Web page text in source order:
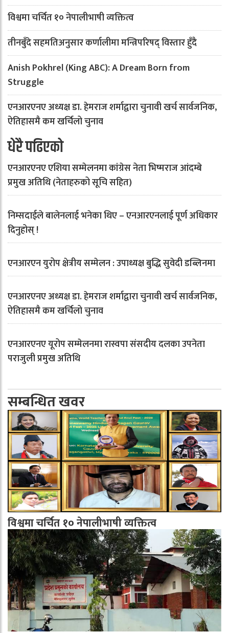
विश्वमा चर्चित १० नेपालीभाषी व्यक्तित्व
तीनबुँदे सहमतिअनुसार कर्णालीमा मन्त्रिपरिषद् विस्तार हुँदै
Anish Pokhrel (King ABC): A Dream Born from
Struggle
एनआरएनए अध्यक्ष डा. हेमराज शर्माद्वारा चुनावी खर्च सार्वजनिक,
ऐतिहासमै कम खर्चिलो चुनाव
धेरै पढिएको
एनआरएनए एशिया सम्मेलनमा कांग्रेस नेता भिष्मराज आंदम्बे
प्रमुख अतिथि (नेताहरुको सूचि सहित)
निम्सदाईले बालेनलाई भनेका थिए – एनआरएनलाई पूर्ण अधिकार
दिनुहोस् !
एनआरएन युरोप क्षेत्रीय सम्मेलन : उपाध्यक्ष बुद्धि सुवेदी डब्लिनमा
एनआरएनए अध्यक्ष डा. हेमराज शर्माद्वारा चुनावी खर्च सार्वजनिक,
ऐतिहासमै कम खर्चिलो चुनाव
एनआरएनए यूरोप सम्मेलनमा रास्वपा संसदीय दलका उपनेता
पराजुली प्रमुख अतिथि
सम्बन्धित खवर
विश्वमा चर्चित १० नेपालीभाषी व्यक्तित्व